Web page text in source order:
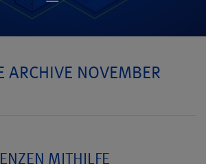
ARCHIVE NOVEMBER
MITHILFE